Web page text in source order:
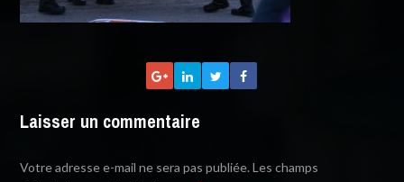
Laisser un commentaire
Votre adresse e-mail ne sera pas publiée. Les champs